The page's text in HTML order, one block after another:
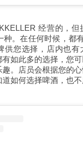
经营的，但
种。在任何时候，都
供您选择，店内也有
如此多的选择，您
。店员会根据您的
如何选择啤酒，也